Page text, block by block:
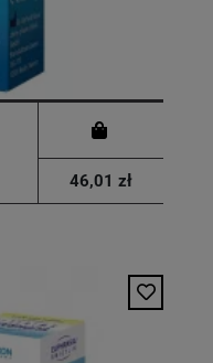
46,01 zł